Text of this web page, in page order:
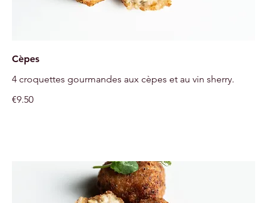
Cèpes
4 croquettes gourmandes aux cèpes et au vin sherry.
€9.50